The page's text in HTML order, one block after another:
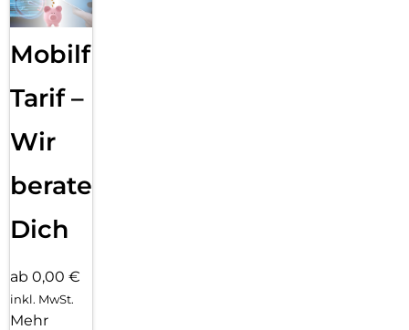
Mobilfunk
Tarif –
Wir
beraten
Dich
ab 0,00 €
inkl. MwSt.
Mehr